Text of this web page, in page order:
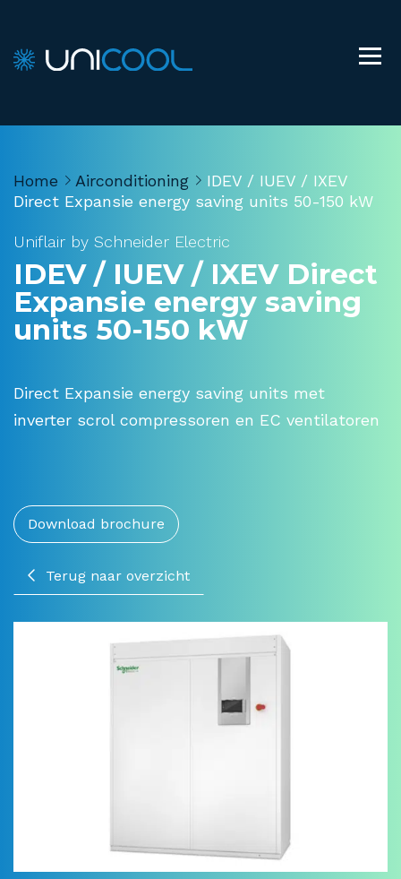
Home Airconditioning
IDEV / IUEV / IXEV
Direct Expansie energy saving units 50-150 kW
Uniflair by Schneider Electric
IDEV / IUEV / IXEV Direct
Expansie energy saving
units 50-150 kW
Direct Expansie energy saving units met
inverter scrol compressoren en EC ventilatoren
Download brochure
Terug naar overzicht